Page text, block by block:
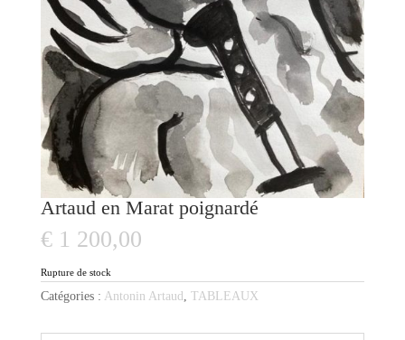
Artaud en Marat poignardé
€1 200,00
Rupture de stock
Catégories : Antonin Artaud TABLEAUX